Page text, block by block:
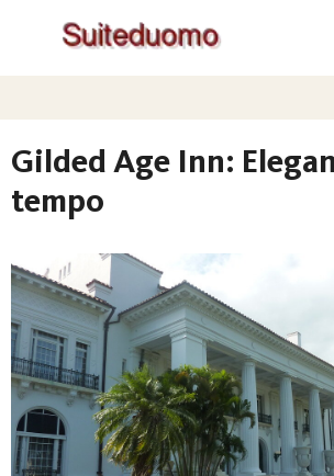
Gilded Age Inn:
tempo